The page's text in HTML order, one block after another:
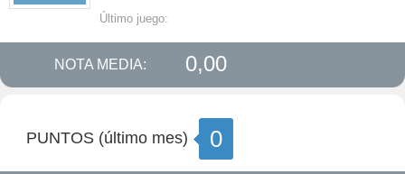
Último juego:
NOTA MEDIA: 0,00
PUNTOS (último mes) 0